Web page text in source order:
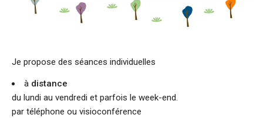
Je propose des séances individuelles
à distance
du lundi au vendredi et parfois le week-end.
par téléphone ou visioconférence